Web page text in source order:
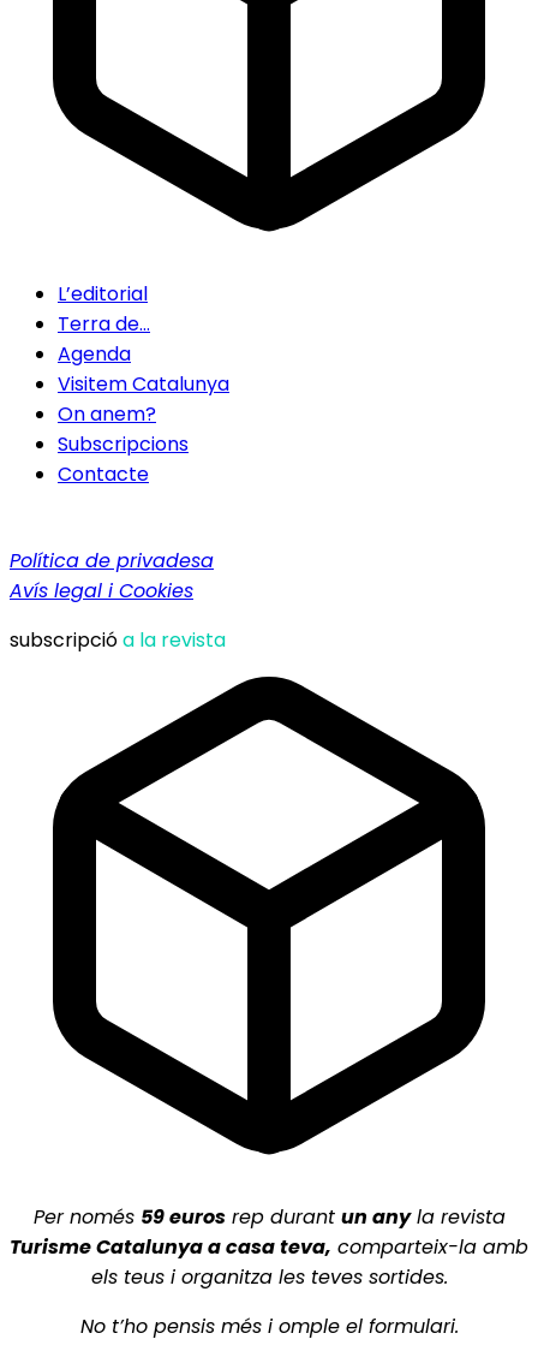
L’editorial
Terra de…
Agenda
Visitem Catalunya
On anem?
Subscripcions
Contacte
Política de privadesa
Avís legal i Cookies
subscripcióa la revista
Per només 59 eurosrep durant un anyla revista
Turisme Catalunya a casa teva, comparteix-la amb
els teus i organitza les teves sortides.
No t’ho pensis més i omple el formulari.